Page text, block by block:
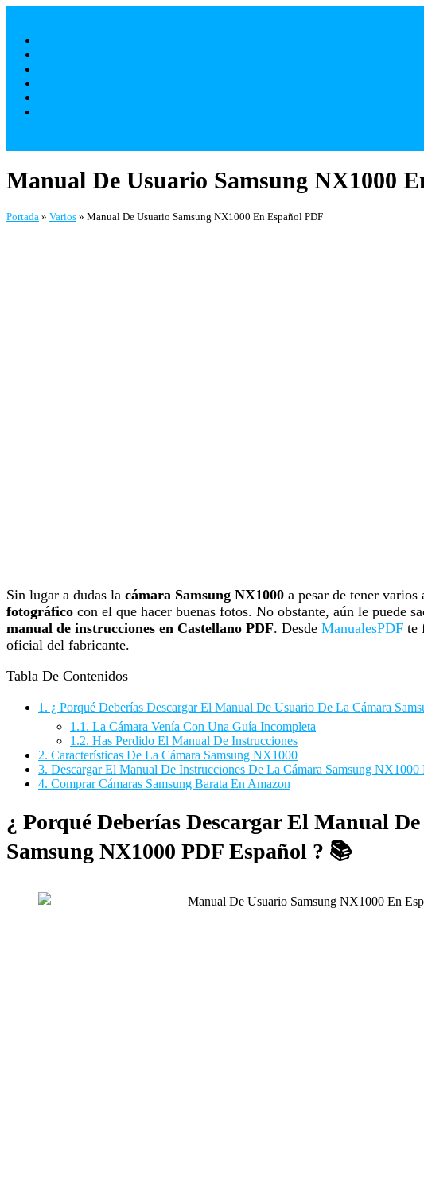
contenido
Manual De Usuario Samsung NX1000
Portada » Varios » Manual De Usuario Samsung NX1000 En Español PDF
Sin lugar a dudas la cámara Samsung NX1000 a pesar de tener varios
fotográfico con el que hacer buenas fotos. No obstante, aún le puede
manual de instrucciones en Castellano PDF. Desde ManualesPDF te
oficial del fabricante.
Tabla De Contenidos
1. ¿ Porqué Deberías Descargar El Manual De Usuario De La Cámara
1.1. La Cámara Venía Con Una Guía Incompleta
1.2. Has Perdido El Manual De Instrucciones
2. Características De La Cámara Samsung NX1000
3. Descargar El Manual De Instrucciones De La Cámara Samsung NX1000
4. Comprar Cámaras Samsung Barata En Amazon
¿ Porqué Deberías Descargar El Manual
Samsung NX1000 PDF Español ? 📚